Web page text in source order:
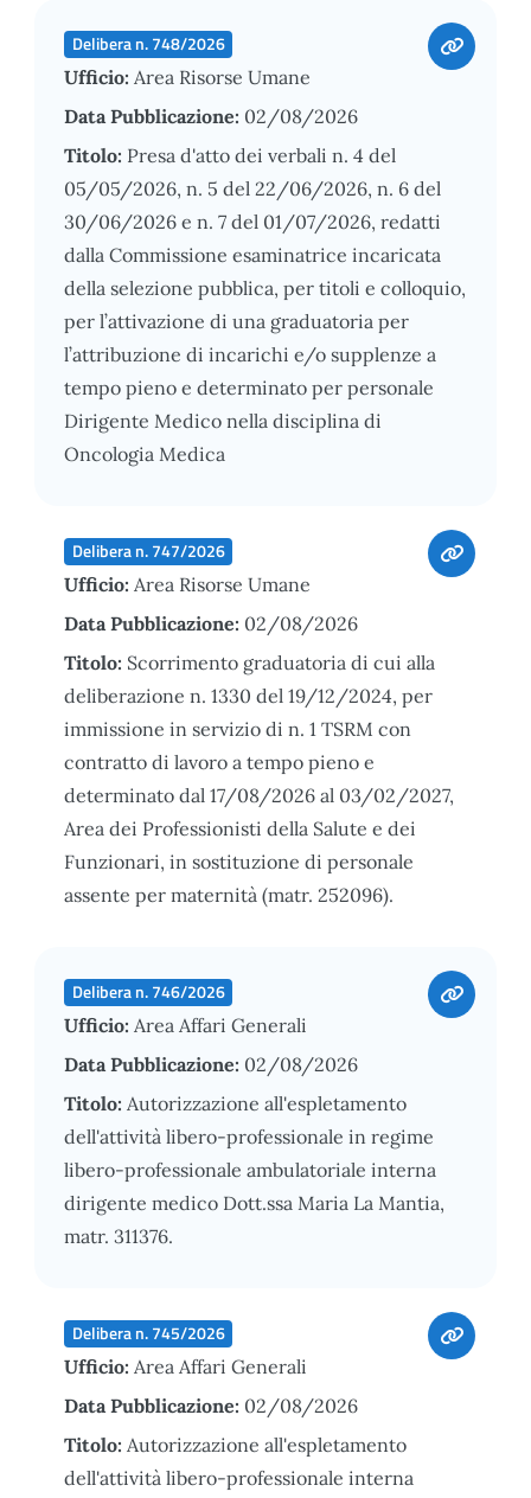
Delibera n. 748/2026
Ufficio: Area Risorse Umane
Data Pubblicazione: 02/08/2026
Titolo: Presa d'atto dei verbali n. 4 del
05/05/2026, n. 5 del 22/06/2026, n. 6 del
30/06/2026 e n. 7 del 01/07/2026, redatti
dalla Commissione esaminatrice incaricata
della selezione pubblica, per titoli e colloquio,
per l’attivazione di una graduatoria per
l’attribuzione di incarichi e/o supplenze a
tempo pieno e determinato per personale
Dirigente Medico nella disciplina di
Oncologia Medica
Delibera n. 747/2026
Ufficio: Area Risorse Umane
Data Pubblicazione: 02/08/2026
Titolo: Scorrimento graduatoria di cui alla
deliberazione n. 1330 del 19/12/2024, per
immissione in servizio di n. 1 TSRM con
contratto di lavoro a tempo pieno e
determinato dal 17/08/2026 al 03/02/2027,
Area dei Professionisti della Salute e dei
Funzionari, in sostituzione di personale
assente per maternità (matr. 252096).
Delibera n. 746/2026
Ufficio: Area Affari Generali
Data Pubblicazione: 02/08/2026
Titolo: Autorizzazione all'espletamento
dell'attività libero-professionale in regime
libero-professionale ambulatoriale interna
dirigente medico Dott.ssa Maria La Mantia,
matr. 311376.
Delibera n. 745/2026
Ufficio: Area Affari Generali
Data Pubblicazione: 02/08/2026
Titolo: Autorizzazione all'espletamento
dell'attività libero-professionale interna